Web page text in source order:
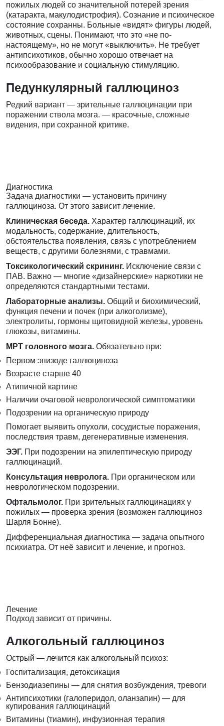
пожилых людей со значительной потерей зрения
(катаракта, макулодистрофия). Сознание и психическое
состояние сохранны. Больные «видят» фигуры людей,
животных, сцены. Понимают, что это «не по-
настоящему», но не могут «выключить». Не требует
антипсихотиков, обычно хорошо отвечает на
психообразование и социальную стимуляцию.
Педункулярный галлюциноз
Редкий вариант — зрительные галлюцинации при
поражении ствола мозга. — красочные, сложные
видения, при сохранной критике.
Диагностика
Задача диагностики — установить причину
галлюциноза. От этого зависит лечение.
Клиническая беседа. Характер галлюцинаций, их
модальность, содержание, длительность,
обстоятельства появления, связь с употреблением
веществ, с другими болезнями, с травмами.
Токсикологический скрининг. Исключение связи с
ПАВ. Важно — многие «дизайнерские» наркотики не
определяются стандартными тестами.
Лабораторные анализы. Общий и биохимический,
функция печени и почек (при алкоголизме),
электролиты, гормоны щитовидной железы, уровень
глюкозы, витамины.
МРТ головного мозга. Обязательно при:
Первом эпизоде галлюциноза
Возрасте старше 40
Атипичной картине
Наличии очаговой неврологической симптоматики
Подозрении на органическую природу
Помогает выявить опухоли, сосудистые поражения,
последствия травм, дегенеративные изменения.
ЭЭГ. При подозрении на эпилептическую природу
галлюцинаций.
Консультация невролога. При органическом или
неврологическом подозрении.
Офтальмолог. При зрительных галлюцинациях у
пожилых — проверка зрения (возможен галлюциноз
Шарля Бонне).
Дифференциальная диагностика — задача опытного
психиатра. От неё зависит и лечение, и прогноз.
Лечение
Подход зависит от причины.
Алкогольный галлюциноз
Острый — лечится как алкогольный психоз:
Госпитализация, детоксикация
Бензодиазепины — для снятия возбуждения, тревоги
Антипсихотики (галоперидол, оланзапин) — для
купирования галлюцинаций
Витамины (тиамин), инфузионная терапия